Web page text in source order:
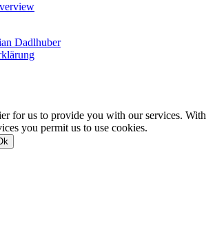
Dadlhuber
for us to provide you with our services. With
you permit us to use cookies.